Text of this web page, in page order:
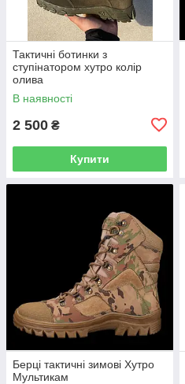
Тактичні ботинки з
ступінатором хутро колір
олива
В наявності
2 500 ₴
Купити
Берці тактичні зимові Хутро
Мультикам